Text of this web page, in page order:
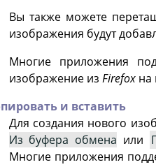
Вы также можете
изображения будут
Многие приложения
изображение из Firefoxна
и вставить
Для создания нового
Из буфера обмена или
Многие приложения